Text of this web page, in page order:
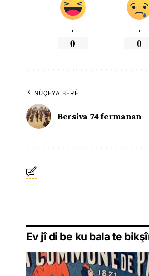
.
0
.
0
NÛÇEYA BERÊ
Bersiva 74 fermanan
Ev jî di be ku bala te